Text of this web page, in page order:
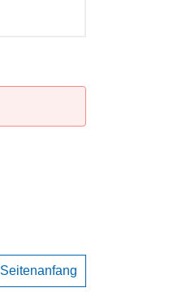
Seitenanfang